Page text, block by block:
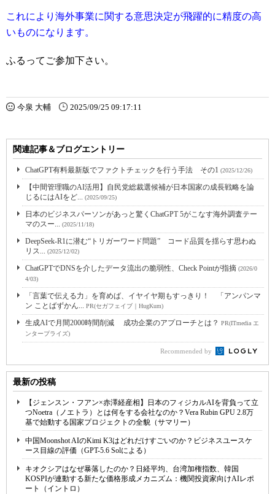
これにより海外事業に関する意思決定が飛躍的に精度の高
いものになります。
ふるってご参加下さい。
今泉 大輔 2025/09/25 09:17:11
関連記事＆ブログエントリー
ChatGPT有料最新版でファクトチェックを行う手法 その1 (2025/12/26)
【中間管理職のAI活用】自民党総裁選候補が日本国家の成長戦略を論
じるにはAIをど...
(2025/09/25)
日本のビジネスパーソンがあっと驚くChatGPT 5がこなす海外調査テー
マのスー...
(2025/11/18)
DeepSeek-R1に潜む“トリガーワード問題” コード品質を揺らす思わぬ
リス...
(2025/12/02)
ChatGPTでDNSを介したデータ流出の脆弱性、Check Pointが指摘 (2026/0
4/03)
「言葉で伝える力」を育めば、イヤイヤ期もすっきり！ 「アンパンマ
ン ことばずかん...
PR(セガフェイブ｜HugKum)
生成AIで月間2000時間削減 成功企業のアプローチとは？ PR(ITmedia エ
ンタープライズ)
Recommended by
最新の投稿
【ジェンスン・フアン×赤澤経産相】日本のフィジカルAIを背負って立
つNoetra（ノエトラ）とは何をする会社なのか？Vera Rubin GPU 2.8万
基で始動する国家プロジェクトの全貌（サマリー）
中国Moonshot AIのKimi K3はどれだけすごいのか？ビジネスユースケ
ース目線の評価（GPT-5.6 Solによる）
キオクシアはなぜ暴落したのか？日経平均、台湾加権指数、韓国
KOSPIが連動する新たな価格形成メカニズム：機関投資家向けAIレポ
ート（イントロ）